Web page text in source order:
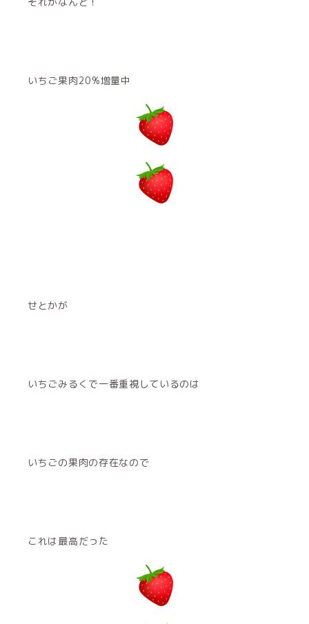
いちご果肉20%増量中
せとかが
いちごみるくで一番重視しているのは
いちごの果肉の存在なので
これは最高だった